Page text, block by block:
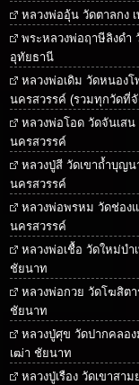
หลวงพ่ออุ้น วัดตาลกง
พระหลวงพ่อฤาษีลิงดำ
อุทัยธานี
หลวงพ่อเดิม วัดหนองโ
นครสวรรค์ (รวมทุกวัดที่จั
หลวงพ่อโอด วัดจันเสน
นครสวรรค์
หลวงปู่สี วัดเขาถ้ำบุญน
นครสวรรค์
หลวงพ่อพรหม วัดช่อง
นครสวรรค์
หลวงพ่อเชื้อ วัดใหม่บ
ชัยนาท
หลวงพ่อกวย วัดโฆสิตา
ชัยนาท
หลวงปู่ศุข วัดปากคลอ
เฒ่า ชัยนาท
หลวงปู่เรือง วัดเขาสาม